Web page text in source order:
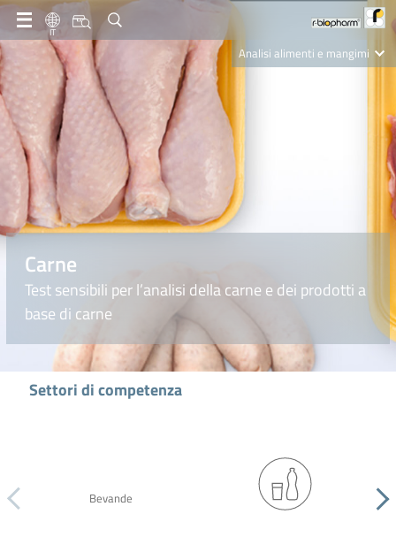
IT
Analisi alimenti e mangimi
Carne
Test sensibili per l’analisi della carne e dei prodotti a
base di carne
Settori di competenza
Bevande